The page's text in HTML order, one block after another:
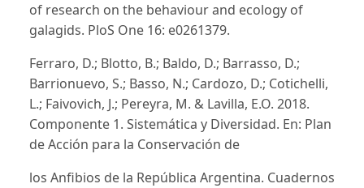
of research on the behaviour and ecology of
galagids. PloS One 16: e0261379.
Ferraro, D.; Blotto, B.; Baldo, D.; Barrasso, D.;
Barrionuevo, S.; Basso, N.; Cardozo, D.; Cotichelli,
L.; Faivovich, J.; Pereyra, M. & Lavilla, E.O. 2018.
Componente 1. Sistemática y Diversidad. En: Plan
de Acción para la Conservación de
los Anfibios de la República Argentina. Cuadernos